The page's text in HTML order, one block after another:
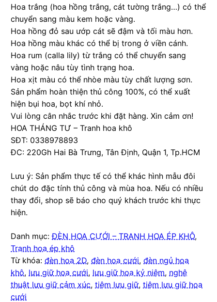
Hoa trắng (hoa hồng trắng, cát tường trắng…) có thể
chuyển sang màu kem hoặc vàng.
Hoa hồng đỏ sau ướp cát sẽ đậm và tối màu hơn.
Hoa hồng màu khác có thể bị trong ở viền cánh.
Hoa rum (calla lily) từ trắng có thể chuyển sang
vàng hoặc nâu tùy tình trạng hoa.
Hoa xịt màu có thể nhòe màu tùy chất lượng sơn.
Sản phẩm hoàn thiện thủ công 100%, có thể xuất
hiện bụi hoa, bọt khí nhỏ.
Vui lòng cân nhắc trước khi đặt hàng. Xin cảm ơn!
HOA THÁNG TƯ – Tranh hoa khô
SĐT: 0338978893
ĐC: 220Gh Hai Bà Trưng, Tân Định, Quận 1, Tp.HCM
Lưu ý: Sản phẩm thực tế có thể khác hình mẫu đôi
chút do đặc tính thủ công và mùa hoa. Nếu có nhiều
thay đổi, shop sẽ báo cho quý khách trước khi thực
hiện.
Danh mục:ĐÈN HOA CƯỚI – TRANH HOA ÉP KHÔ,
Tranh hoa ép khô
Từ khóa:đèn hoa 2D,đèn hoa cưới,đèn ngủ hoa
khô, lưu giữ hoa cưới, lưu giữ hoa kỷ niệm, nghệ
thuật lưu giữ cảm xúc,tiệm lưu giữ,tiệm lưu giữ hoa
cưới